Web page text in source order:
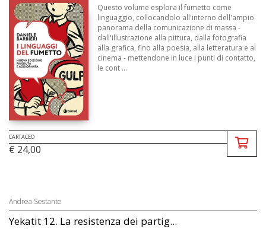
Questo volume esplora il fumetto come
linguaggio, collocandolo all'interno dell'ampio
panorama della comunicazione di massa -
dall'illustrazione alla pittura, dalla fotografia
alla grafica, fino alla poesia, alla letteratura e al
cinema - mettendone in luce i punti di contatto,
le cont ...
CARTACEO
€ 24,00
Andrea Sestante
Yekatit 12. La resistenza dei partig...